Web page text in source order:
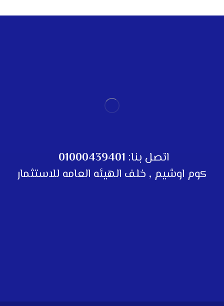
اتصل بنا: 01000439401
كوم اوشيم , خلف الهيئه العامه للاستثمار